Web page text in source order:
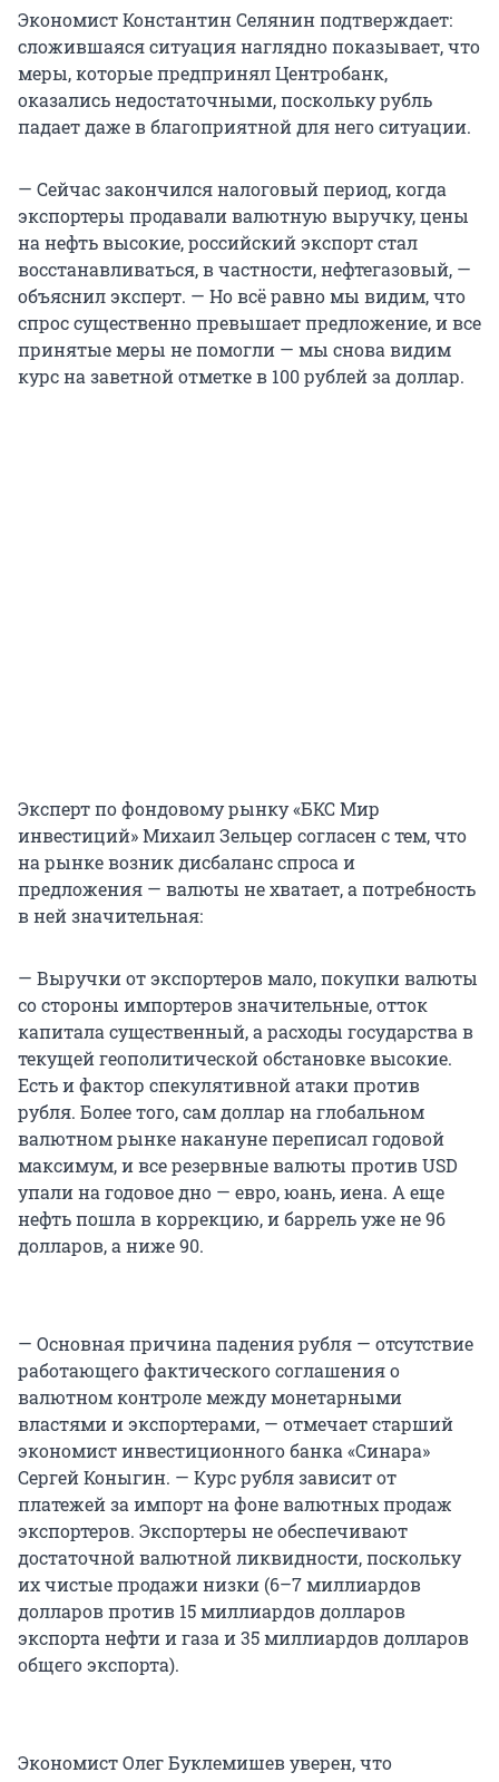
Экономист Константин Селянин подтверждает:
сложившаяся ситуация наглядно показывает, что
меры, которые предпринял Центробанк,
оказались недостаточными, поскольку рубль
падает даже в благоприятной для него ситуации.
— Сейчас закончился налоговый период, когда
экспортеры продавали валютную выручку, цены
на нефть высокие, российский экспорт стал
восстанавливаться, в частности, нефтегазовый, —
объяснил эксперт. — Но всё равно мы видим, что
спрос существенно превышает предложение, и все
принятые меры не помогли — мы снова видим
курс на заветной отметке в 100 рублей за доллар.
Эксперт по фондовому рынку «БКС Мир
инвестиций» Михаил Зельцер согласен с тем, что
на рынке возник дисбаланс спроса и
предложения — валюты не хватает, а потребность
в ней значительная:
— Выручки от экспортеров мало, покупки валюты
со стороны импортеров значительные, отток
капитала существенный, а расходы государства в
текущей геополитической обстановке высокие.
Есть и фактор спекулятивной атаки против
рубля. Более того, сам доллар на глобальном
валютном рынке накануне переписал годовой
максимум, и все резервные валюты против USD
упали на годовое дно — евро, юань, иена. А еще
нефть пошла в коррекцию, и баррель уже не 96
долларов, а ниже 90.
— Основная причина падения рубля — отсутствие
работающего фактического соглашения о
валютном контроле между монетарными
властями и экспортерами, — отмечает старший
экономист инвестиционного банка «Синара»
Сергей Коныгин. — Курс рубля зависит от
платежей за импорт на фоне валютных продаж
экспортеров. Экспортеры не обеспечивают
достаточной валютной ликвидности, поскольку
их чистые продажи низки (6–7 миллиардов
долларов против 15 миллиардов долларов
экспорта нефти и газа и 35 миллиардов долларов
общего экспорта).
Экономист Олег Буклемишев уверен, что